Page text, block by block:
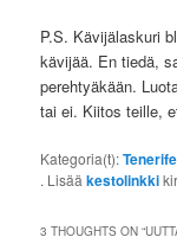
P.S. Kävijälaskuri
kävijää. En tiedä,
perehtyäkään.
tai ei. Kiitos teille,
Kategoria(t):
. Lisääkestolinkki
3 THOUGHTS ON “